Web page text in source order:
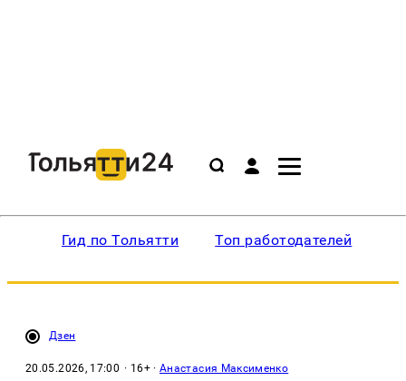
Гид по Тольятти Топ работодателей
Дзен
20.05.2026, 17:00 · 16+ ·Анастасия Максименко